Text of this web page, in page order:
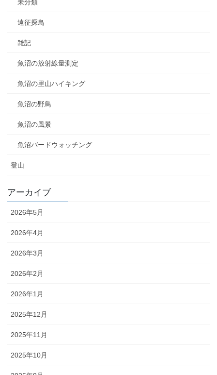
未分類
遠征探鳥
雑記
魚沼の放射線量測定
魚沼の里山ハイキング
魚沼の野鳥
魚沼の風景
魚沼バードウォッチング
登山
アーカイブ
2026年5月
2026年4月
2026年3月
2026年2月
2026年1月
2025年12月
2025年11月
2025年10月